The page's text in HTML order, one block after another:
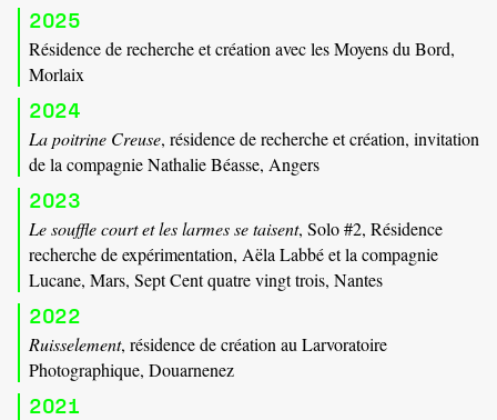
2025
Résidence de recherche et création avec les Moyens du Bord,
Morlaix
2024
La poitrine Creuse, résidence de recherche et création, invitation
de la compagnie Nathalie Béasse, Angers
2023
Le souffle court et les larmes se taisent, Solo #2, Résidence
recherche de expérimentation, Aëla Labbé et la compagnie
Lucane, Mars, Sept Cent quatre vingt trois, Nantes
2022
Ruisselement, résidence de création au Larvoratoire
Photographique, Douarnenez
2021